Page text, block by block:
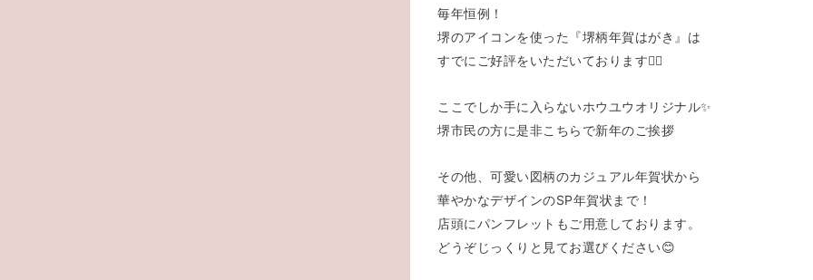
毎年恒例！
堺のアイコンを使った『堺柄年賀はがき』は
すでにご好評をいただいております💁‍♀️
ここでしか手に入らないホウユウオリジナル✨
堺市民の方に是非こちらで新年のご挨拶
その他、可愛い図柄のカジュアル年賀状から
華やかなデザインのSP年賀状まで！
店頭にパンフレットもご用意しております。
どうぞじっくりと見てお選びください😊